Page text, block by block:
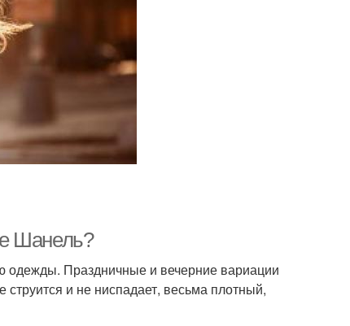
Шанель?
одежды. Праздничные и вечерние вариации
струится и не ниспадает, весьма плотный,